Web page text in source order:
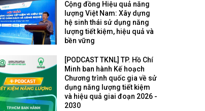
Cộng đồng Hiệu quả năng
lượng Việt Nam: Xây dựng
hệ sinh thái sử dụng năng
lượng tiết kiệm, hiệu quả và
bền vững
[PODCAST TKNL] TP. Hồ Chí
Minh ban hành Kế hoạch
Chương trình quốc gia về sử
dụng năng lượng tiết kiệm
và hiệu quả giai đoạn 2026 -
2030